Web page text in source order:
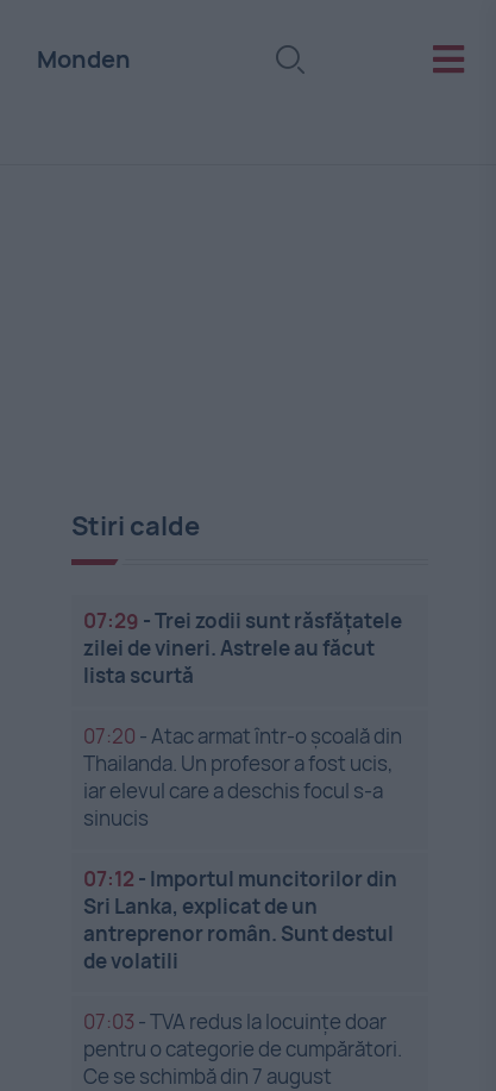
Monden
Stiri calde
07:29 -Trei zodii sunt răsfățatele
zilei de vineri. Astrele au făcut
lista scurtă
07:20 -Atac armat într-o școală din
Thailanda. Un profesor a fost ucis,
iar elevul care a deschis focul s-a
sinucis
07:12 - Importul muncitorilor din
Sri Lanka, explicat de un
antreprenor român. Sunt destul
de volatili
07:03 -TVA redus la locuințe doar
pentru o categorie de cumpărători.
Ce se schimbă din 7 august